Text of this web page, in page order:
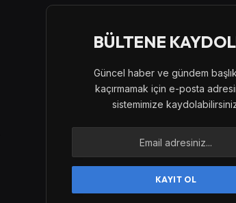
BÜLTENE
Güncel haber ve gündem
kaçırmamak için e-posta
sistemimize